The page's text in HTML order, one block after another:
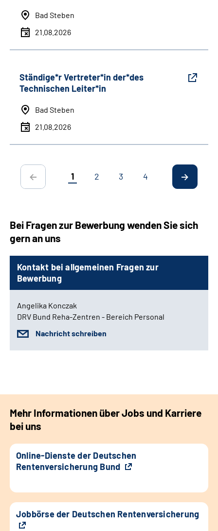
Bad Steben
21.08.2026
Ständige*r Vertreter*in der*des
Technischen Leiter*in
Bad Steben
21.08.2026
1 2 3 4
Bei Fragen zur Bewerbung wenden Sie sich
gern an uns
Kontakt bei allgemeinen Fragen zur
Bewerbung
Angelika Konczak
DRV Bund Reha-Zentren - Bereich Personal
Nachricht schreiben
Mehr Informationen über Jobs und Karriere
bei uns
Online-Dienste der Deutschen
Rentenversicherung Bund
Jobbörse der Deutschen Rentenversicherung